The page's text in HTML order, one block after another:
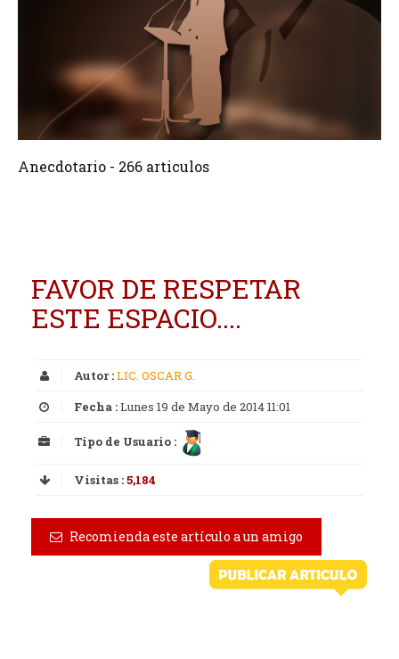
Crear 266 Articulos
Anecdotario - 266 articulos
FAVOR DE RESPETAR
ESTE ESPACIO....
Autor :LIC. OSCAR G.
Fecha :Lunes 19 de Mayo de 2014 11:01
Tipo de Usuario :
Visitas :5,184
Recomienda este artículo a un amigo